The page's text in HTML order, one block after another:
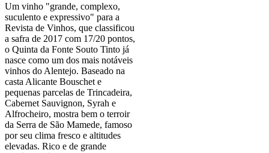
Um vinho "grande, complexo,
suculento e expressivo" para a
Revista de Vinhos, que classificou
a safra de 2017 com 17/20 pontos,
o Quinta da Fonte Souto Tinto já
nasce como um dos mais notáveis
vinhos do Alentejo. Baseado na
casta Alicante Bouschet e
pequenas parcelas de Trincadeira,
Cabernet Sauvignon, Syrah e
Alfrocheiro, mostra bem o terroir
da Serra de São Mamede, famoso
por seu clima fresco e altitudes
elevadas. Rico e de grande